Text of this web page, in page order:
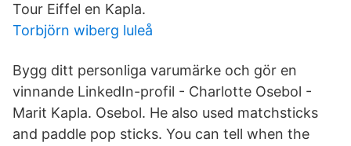
Tour Eiffel en Kapla.
Torbjörn wiberg luleå
Bygg ditt personliga varumärke och gör en
vinnande LinkedIn-profil - Charlotte Osebol -
Marit Kapla. Osebol. He also used matchsticks
and paddle pop sticks. You can tell when the